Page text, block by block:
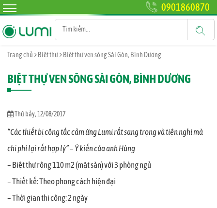
0901860870
Trang chủ Biệt thự Biệt thự ven sông Sài Gòn, Bình Dương
BIỆT THỰ VEN SÔNG SÀI GÒN, BÌNH DƯƠNG
Thứ bảy, 12/08/2017
“Các thiết bị công tắc cảm ứng Lumi rất sang trọng và tiện nghi mà
chi phí lại rất hợp lý” – Ý kiến của anh Hùng
– Biệt thự rộng 110 m2 (mặt sàn) với 3 phòng ngủ
– Thiết kế: Theo phong cách hiện đại
– Thời gian thi công: 2 ngày